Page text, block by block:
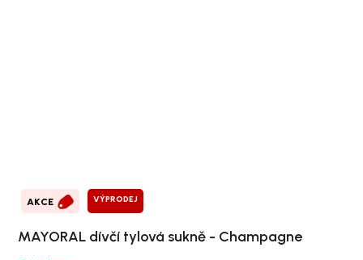
AKCE VÝPRODEJ
MAYORAL dívčí tylová sukně - Champagne